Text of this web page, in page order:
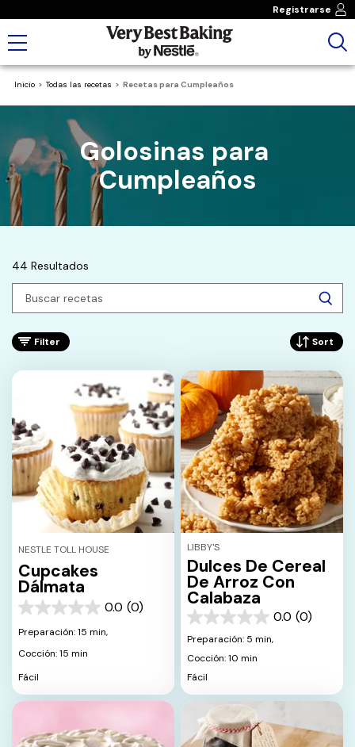
Registrarse
Inicio Todas las recetas Recetas para Cumpleaños
Golosinas para
Cumpleaños
44 Resultados
Filter Sort
NESTLE TOLL HOUSE
Cupcakes
Dálmata
0.0 (0)
0.0
de
estrellas.
Preparación: 15 min,
Cocción: 15 min
Fácil
LIBBY'S
Dulces De Cereal
De Arroz Con
Calabaza
0.0 (0)
0.0
de
estrellas.
Preparación: 5 min,
Cocción: 10 min
Fácil